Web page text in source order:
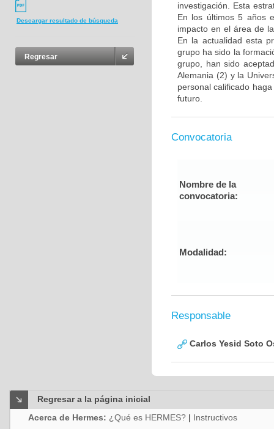
Descargar resultado de búsqueda
Regresar
investigación. Esta
En los últimos 5 años
impacto en el área de
En la actualidad esta
grupo ha sido la
grupo, han sido
Alemania (2) y la
personal calificado
futuro.
Convocatoria
Nombre de la
convocatoria:
Modalidad:
Responsable
Carlos Yesid Soto
Regresar a la página inicial
Acerca de Hermes: ¿Qué es HERMES? | Instructivos